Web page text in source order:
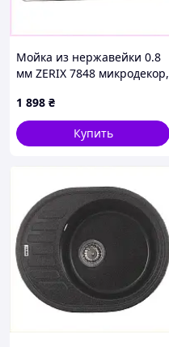
Мойка из нержавейки 0.8
мм ZERIX 7848 микродекор,
1 898 ₴
Купить